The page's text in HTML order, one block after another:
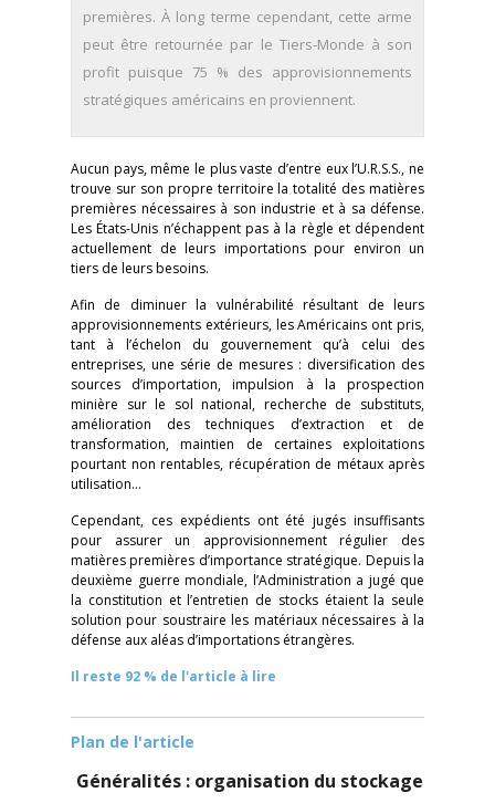
premières. À long terme cependant, cette arme
peut être retournée par le Tiers-Monde à son
profit puisque 75 % des approvisionnements
stratégiques américains en proviennent.
Aucun pays, même le plus vaste d’entre eux l’U.R.S.S., ne
trouve sur son propre territoire la totalité des matières
premières nécessaires à son industrie et à sa défense.
Les États-Unis n’échappent pas à la règle et dépendent
actuellement de leurs importations pour environ un
tiers de leurs besoins.
Afin de diminuer la vulnérabilité résultant de leurs
approvisionnements extérieurs, les Américains ont pris,
tant à l’échelon du gouvernement qu’à celui des
entreprises, une série de mesures : diversification des
sources d’importation, impulsion à la prospection
minière sur le sol national, recherche de substituts,
amélioration des techniques d’extraction et de
transformation, maintien de certaines exploitations
pourtant non rentables, récupération de métaux après
utilisation…
Cependant, ces expédients ont été jugés insuffisants
pour assurer un approvisionnement régulier des
matières premières d’importance stratégique. Depuis la
deuxième guerre mondiale, l’Administration a jugé que
la constitution et l’entretien de stocks étaient la seule
solution pour soustraire les matériaux nécessaires à la
défense aux aléas d’importations étrangères.
Il reste 92 % de l'article à lire
Plan de l'article
Généralités : organisation du stockage